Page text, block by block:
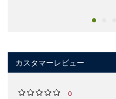
カスタマーレビュー
0